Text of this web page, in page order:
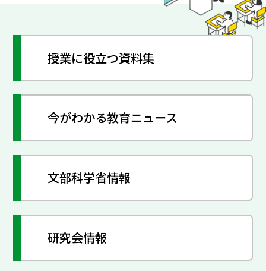
授業に役立つ資料集
今がわかる教育ニュース
文部科学省情報
研究会情報